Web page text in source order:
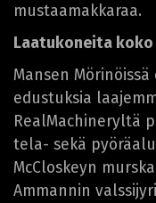
mustaamakkaraa.
Laatukoneita
Mansen
edustuksia
RealMachineryltä
tela- sekä
McCloskeyn
Ammannin